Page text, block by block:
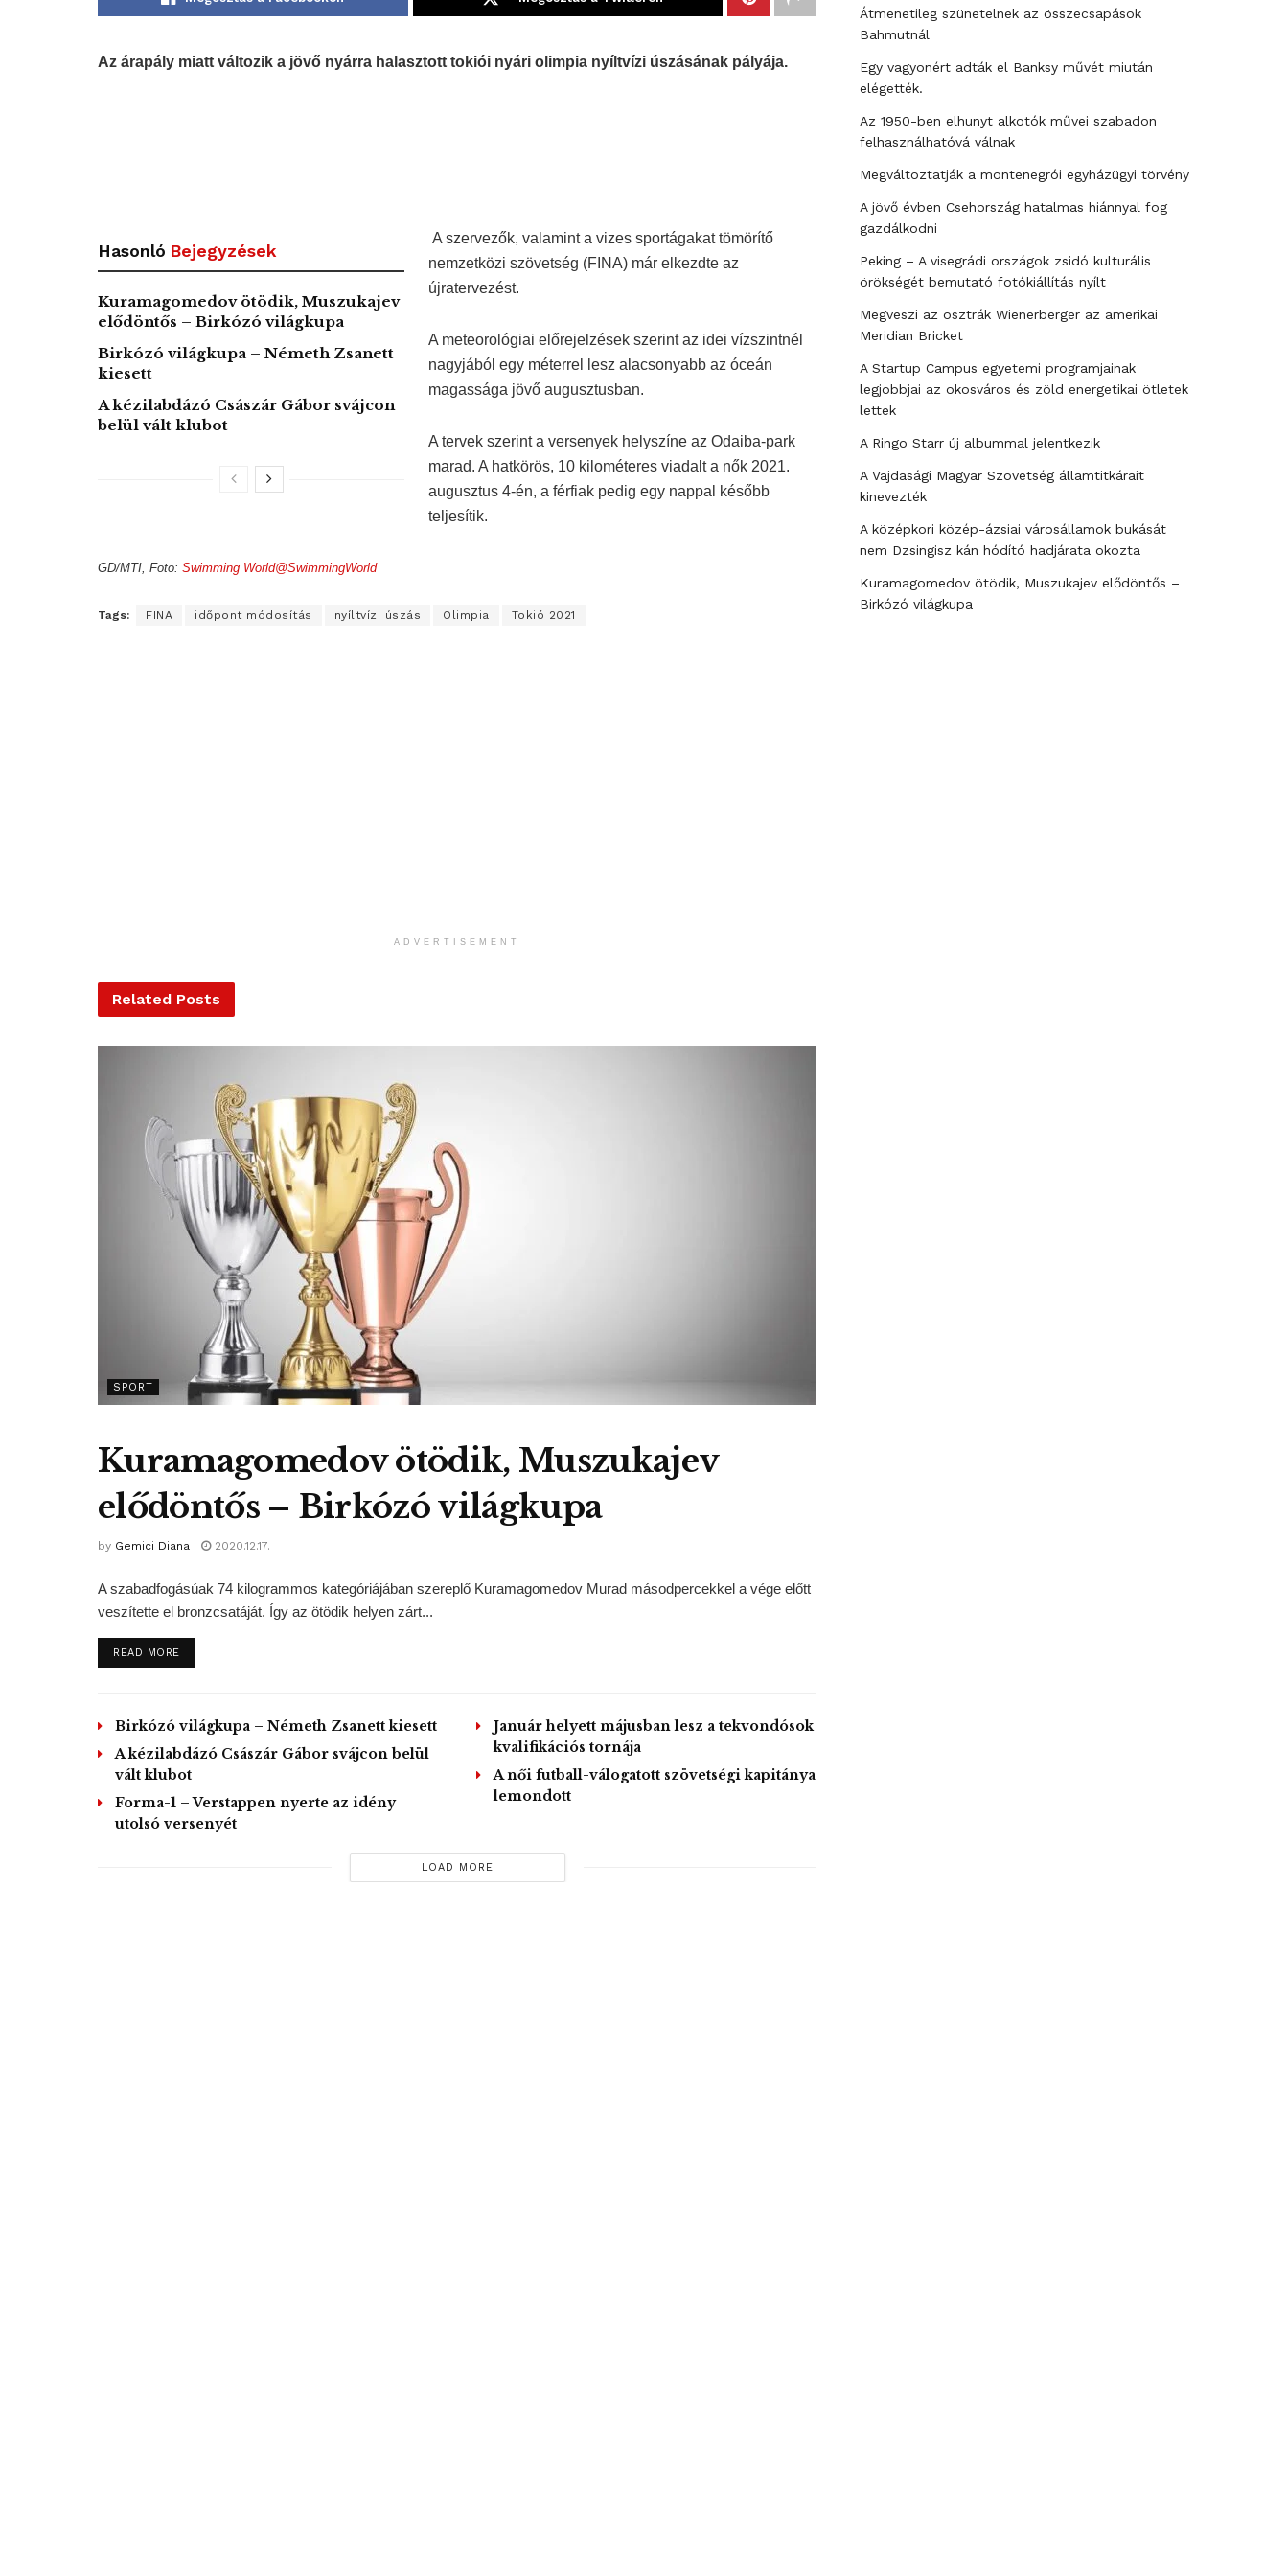
Az árapály miatt változik a jövő nyárra halasztott tokiói nyári olimpia nyíltvízi úszásának pályája.
Hasonló Bejegyzések
Kuramagomedov ötödik, Muszukajev
elődöntős – Birkózó világkupa
Birkózó világkupa – Németh Zsanett
kiesett
A kézilabdázó Császár Gábor svájcon
belül vált klubot
A szervezők, valamint a vizes sportágakat tömörítő
nemzetközi szövetség (FINA) már elkezdte az
újratervezést.
A meteorológiai előrejelzések szerint az idei vízszintnél
nagyjából egy méterrel lesz alacsonyabb az óceán
magassága jövő augusztusban.
A tervek szerint a versenyek helyszíne az Odaiba-park
marad. A hatkörös, 10 kilométeres viadalt a nők 2021.
augusztus 4-én, a férfiak pedig egy nappal később
teljesítik.
GD/MTI, Foto: Swimming World@SwimmingWorld
Tags: FINA időpont módosítás nyíltvízi úszás Olimpia Tokió 2021
ADVERTISEMENT
Related Posts
SPORT
Kuramagomedov ötödik, Muszukajev
elődöntős – Birkózó világkupa
by Gemici Diana 2020.12.17.
A szabadfogásúak 74 kilogrammos kategóriájában szereplő Kuramagomedov Murad másodpercekkel a vége előtt
veszítette el bronzcsatáját. Így az ötödik helyen zárt...
READ MOREDETAILS
Birkózó világkupa – Németh Zsanett kiesett
A kézilabdázó Császár Gábor svájcon belül
vált klubot
Forma-1 – Verstappen nyerte az idény
utolsó versenyét
Január helyett májusban lesz a tekvondósok
kvalifikációs tornája
A női futball-válogatott szövetségi kapitánya
lemondott
LOAD MORE
Átmenetileg szünetelnek az összecsapások
Bahmutnál
Egy vagyonért adták el Banksy művét miután
elégették.
Az 1950-ben elhunyt alkotók művei szabadon
felhasználhatóvá válnak
Megváltoztatják a montenegrói egyházügyi törvény
A jövő évben Csehország hatalmas hiánnyal fog
gazdálkodni
Peking – A visegrádi országok zsidó kulturális
örökségét bemutató fotókiállítás nyílt
Megveszi az osztrák Wienerberger az amerikai
Meridian Bricket
A Startup Campus egyetemi programjainak
legjobbjai az okosváros és zöld energetikai ötletek
lettek
A Ringo Starr új albummal jelentkezik
A Vajdasági Magyar Szövetség államtitkárait
kinevezték
A középkori közép-ázsiai városállamok bukását
nem Dzsingisz kán hódító hadjárata okozta
Kuramagomedov ötödik, Muszukajev elődöntős –
Birkózó világkupa